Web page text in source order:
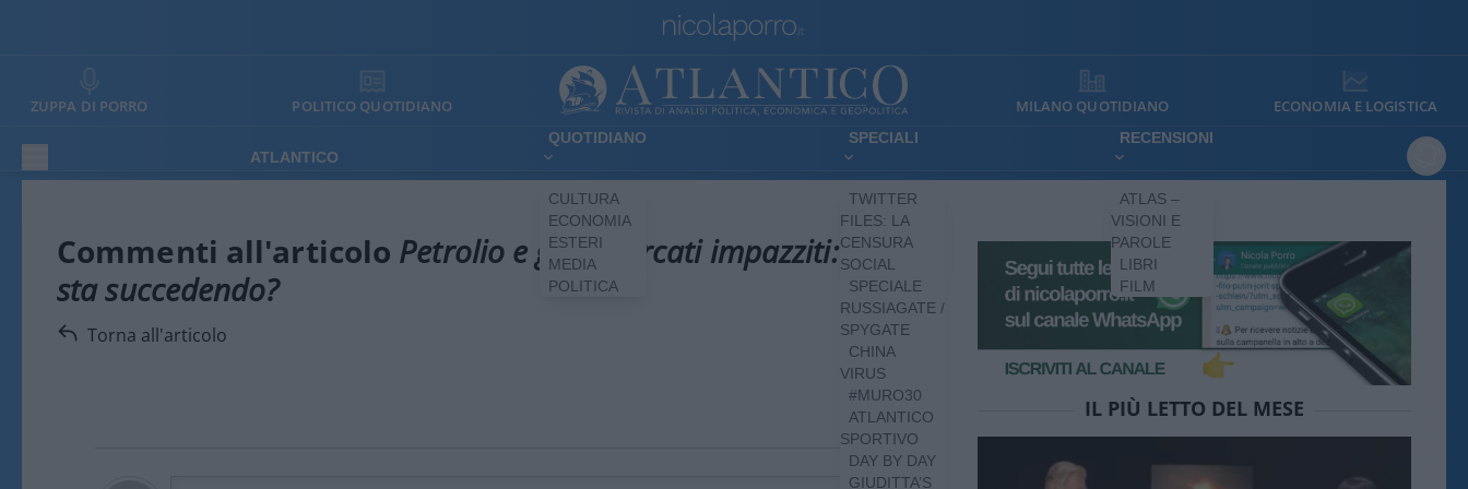
ZUPPA DI PORRO POLITICO QUOTIDIANO MILANO QUOTIDIANO ECONOMIA E LOGISTICA
ATLANTICO
QUOTIDIANO
CULTURA
ECONOMIA
ESTERI
MEDIA
POLITICA
SPECIALI
TWITTER
FILES: LA
CENSURA
SOCIAL
SPECIALE
RUSSIAGATE /
SPYGATE
CHINA
VIRUS
#MURO30
ATLANTICO
SPORTIVO
DAY BY DAY
GIUDITTA’S
RECENSIONI
ATLAS –
VISIONI E
PAROLE
LIBRI
FILM
Commenti all'articolo Petrolio e gas, mercati impazziti: cosa
sta succedendo?
Torna all'articolo
IL PIÙ LETTO DEL MESE